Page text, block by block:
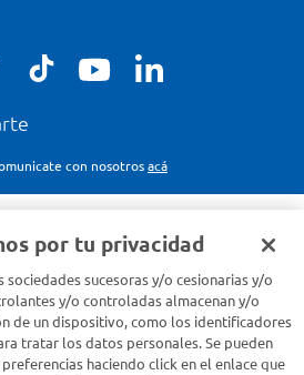
con nosotros acá
por tu privacidad
sociedades sucesoras y/o cesionarias y/o
y/o controladas almacenan y/o
de un dispositivo, como los identificadores
tratar los datos personales. Se pueden
haciendo click en el enlace que